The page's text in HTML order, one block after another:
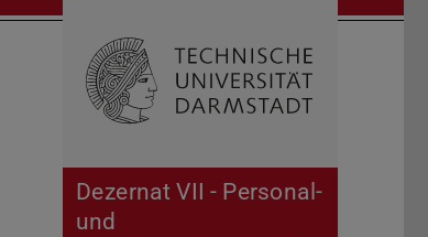
Dezernat VII - Personal-
und
Suche öffnen